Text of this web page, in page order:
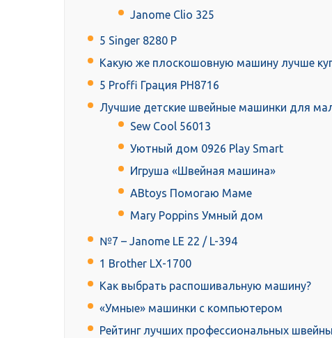
Janome Clio 325
5 Singer 8280 P
Какую же плоскошовную машину лучше
5 Proffi Грация PH8716
Лучшие детские швейные машинки для
Sew Cool 56013
Уютный дом 0926 Play Smart
Игруша «Швейная машина»
ABtoys Помогаю Маме
Mary Poppins Умный дом
№7 – Janome LE 22 / L-394
1 Brother LX-1700
Как выбрать распошивальную машину?
«Умные» машинки с компьютером
Рейтинг лучших профессиональных